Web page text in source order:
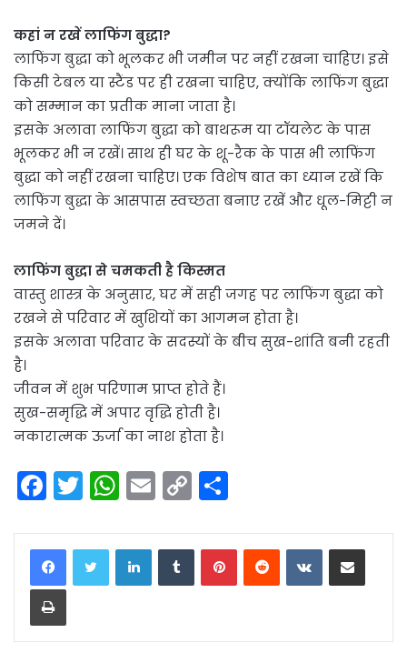
कहां न रखें लाफिंग बुद्धा?
लाफिंग बुद्धा को भूलकर भी जमीन पर नहीं रखना चाहिए। इसे
किसी टेबल या स्टैंड पर ही रखना चाहिए, क्योंकि लाफिंग बुद्धा
को सम्मान का प्रतीक माना जाता है।
इसके अलावा लाफिंग बुद्धा को बाथरूम या टॉयलेट के पास
भूलकर भी न रखें। साथ ही घर के शू-रैक के पास भी लाफिंग
बुद्धा को नहीं रखना चाहिए। एक विशेष बात का ध्यान रखें कि
लाफिंग बुद्धा के आसपास स्वच्छता बनाए रखें और धूल-मिट्टी न
जमने दें।
लाफिंग बुद्धा से चमकती है किस्मत
वास्तु शास्त्र के अनुसार, घर में सही जगह पर लाफिंग बुद्धा को
रखने से परिवार में खुशियों का आगमन होता है।
इसके अलावा परिवार के सदस्यों के बीच सुख-शांति बनी रहती
है।
जीवन में शुभ परिणाम प्राप्त होते हैं।
सुख-समृद्धि में अपार वृद्धि होती है।
नकारात्मक ऊर्जा का नाश होता है।
F
c
e
b
o
T
itt
er
W
a
ts
p
E
ai
l
C
p
y
n
ar
e
LinkedInTumblrPinterestReddit VKontakteShare via Email
Print